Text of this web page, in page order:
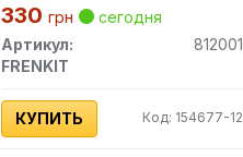
330 грн
сегодня
Артикул:
812001
FRENKIT
КУПИТЬ Код: 154677-12